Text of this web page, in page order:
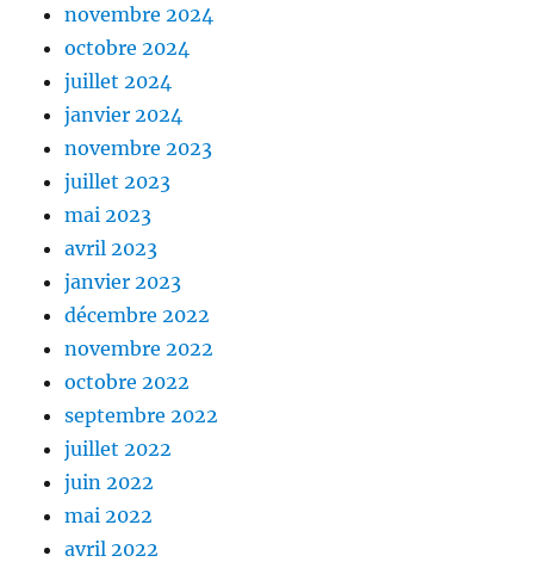
novembre 2024
octobre 2024
juillet 2024
janvier 2024
novembre 2023
juillet 2023
mai 2023
avril 2023
janvier 2023
décembre 2022
novembre 2022
octobre 2022
septembre 2022
juillet 2022
juin 2022
mai 2022
avril 2022